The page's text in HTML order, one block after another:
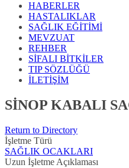
HABERLER
HASTALIKLAR
SAĞLIK EĞİTİMİ
MEVZUAT
REHBER
SİFALI BİTKİLER
TIP SÖZLÜĞÜ
İLETİŞİM
SİNOP KABALI
Return to Directory
İşletme Türü
SAĞLIK OCAKLARI
Uzun İşletme Açıklaması